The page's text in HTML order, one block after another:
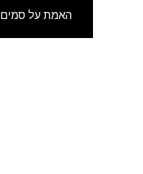
האמת על סמים